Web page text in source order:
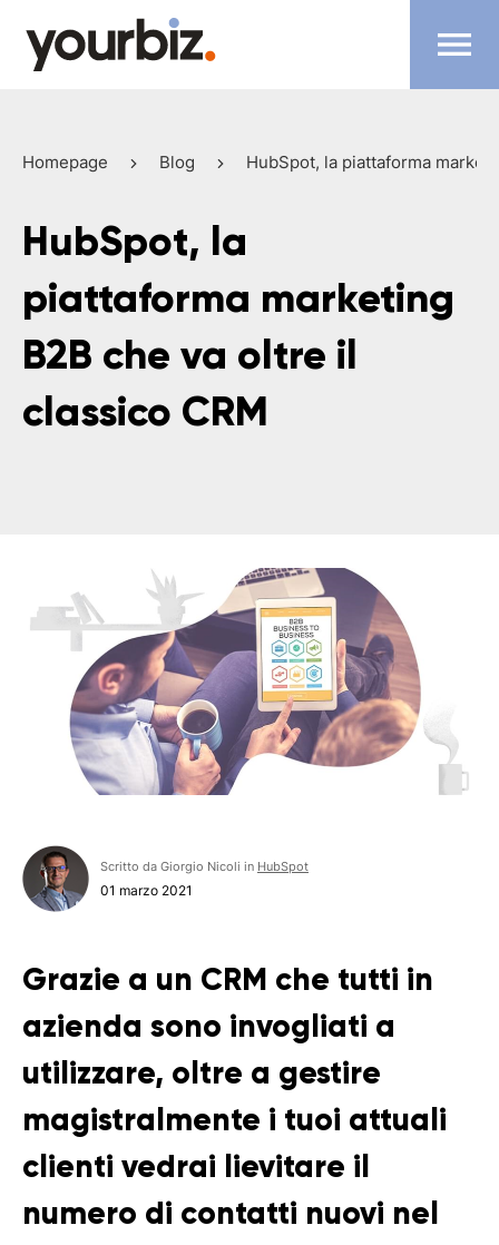
Homepage Blog HubSpot, la piattaforma
HubSpot, la
piattaforma marketing
B2B che va oltre il
classico CRM
Scritto da Giorgio Nicoli in HubSpot
01 marzo 2021
Grazie a un CRM che tutti in
azienda sono invogliati a
utilizzare, oltre a gestire
magistralmente i tuoi attuali
clienti vedrai lievitare il
numero di contatti nuovi nel